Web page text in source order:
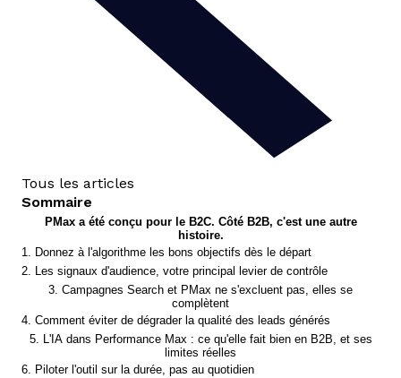
Tous les articles
Sommaire
PMax a été conçu pour le B2C. Côté B2B, c'est une autre
histoire.
1. Donnez à l'algorithme les bons objectifs dès le départ
2. Les signaux d'audience, votre principal levier de contrôle
3. Campagnes Search et PMax ne s'excluent pas, elles se
complètent
4. Comment éviter de dégrader la qualité des leads générés
5. L'IA dans Performance Max : ce qu'elle fait bien en B2B, et ses
limites réelles
6. Piloter l'outil sur la durée, pas au quotidien